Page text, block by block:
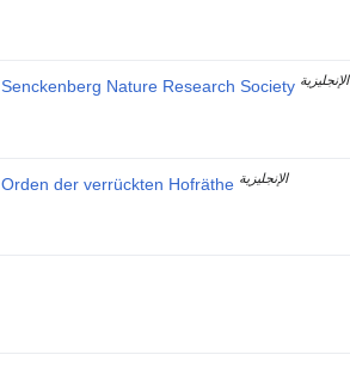
Senckenberg Nature Research Society الإنجليزية
Orden der verrückten Hofräthe الإنجليزية